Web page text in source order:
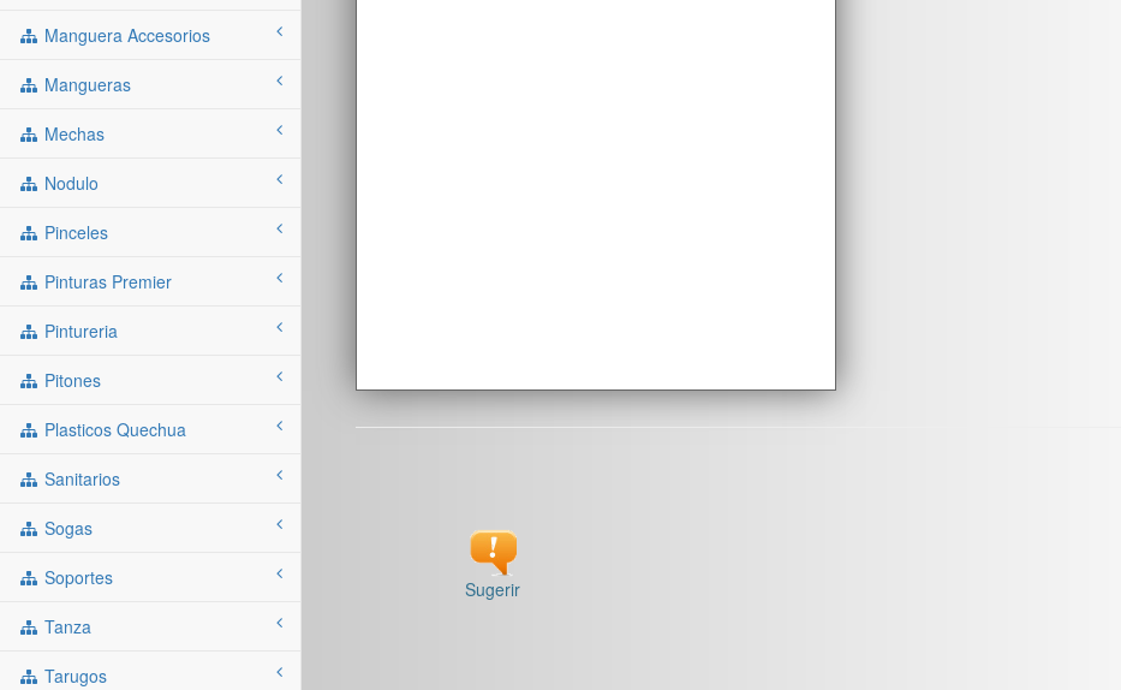
Manguera Accesorios
Mangueras
Mechas
Nodulo
Pinceles
Pinturas Premier
Pintureria
Pitones
Plasticos Quechua
Sanitarios
Sogas
Soportes
Tanza
Tarugos
Sugerir